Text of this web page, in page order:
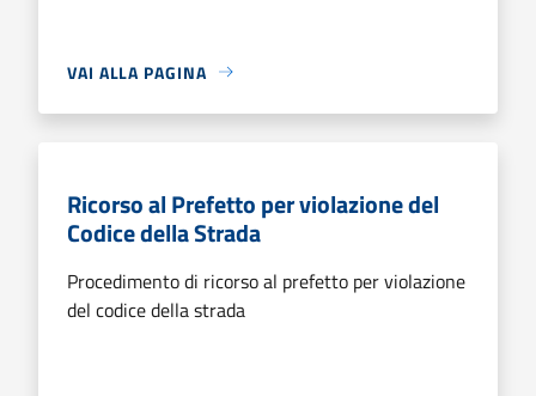
VAI ALLA PAGINA
Ricorso al Prefetto per violazione del
Codice della Strada
Procedimento di ricorso al prefetto per violazione
del codice della strada